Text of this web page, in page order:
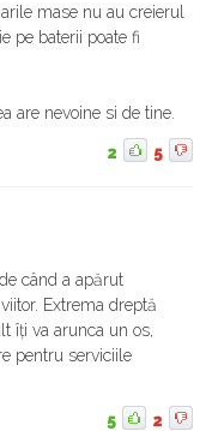
mase nu au creierul
pe baterii poate fi
are nevoine si de tine.
2 5
când a apărut
Extrema dreptă
îți va arunca un os,
pentru serviciile
5 2